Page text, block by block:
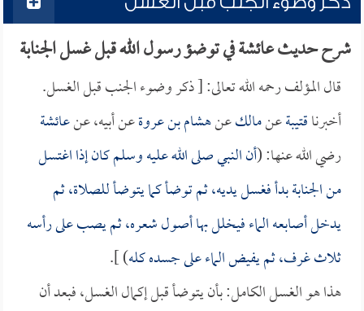
شرح حديث عائشة في توضؤ رسول الله قبل غسل الجنابة
قال المؤلف رحمه الله تعالى: [ ذكر وضوء الجنب قبل الغسل.
أخبرناقتيبةعنمالكعنهشام بن عروةعن أبيه، عنعائشة
رضي الله عنها: (أن النبي صلى الله عليه وسلم كان إذا اغتسل
من الجنابة بدأ فغسل يديه، ثم توضأ كما يتوضأ للصلاة، ثم
يدخل أصابعه الماء فيخلل بها أصول شعره، ثم يصب على رأسه
ثلاث غرف، ثم يفيض الماء على جسده كله) ].
هذا هو الغسل الكامل: بأن يتوضأ قبل إكمال الغسل، فبعد أن